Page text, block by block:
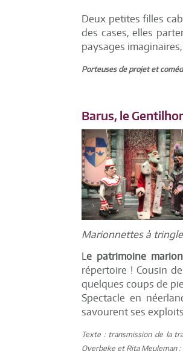
Deux petites filles
des cases, elles
paysages
Porteuses de projet et
Barus, le
Marionnettes à tringle
Le patrimoine
répertoire ! Cousin
quelques coups de
Spectacle en
savourent ses
Texte : transmission de la
Overbeke et Rita Meuleman